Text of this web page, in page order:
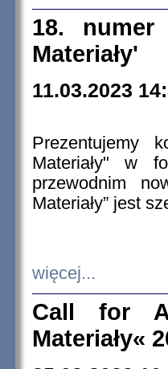
18. numer
Materiały'
11.03.2023
Prezentujemy
Materiały" w
przewodnim
Materiały” jest
więcej...
Call for
Materiały«